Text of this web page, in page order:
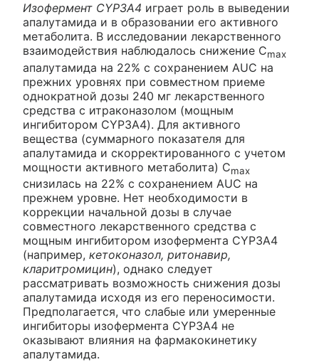
Изофермент CYP3A4 играет роль в выведении
апалутамида и в образовании его активного
метаболита. В исследовании лекарственного
взаимодействия наблюдалось снижение Cmax
апалутамида на 22% с сохранением AUC на
прежних уровнях при совместном приеме
однократной дозы 240 мг лекарственного
средства с итраконазолом (мощным
ингибитором CYP3A4). Для активного
вещества (суммарного показателя для
апалутамида и скорректированного с учетом
мощности активного метаболита) Cmax
снизилась на 22% с сохранением AUC на
прежнем уровне. Нет необходимости в
коррекции начальной дозы в случае
совместного лекарственного средства с
мощным ингибитором изофермента CYP3A4
(например, кетоконазол, ритонавир,
кларитромицин), однако следует
рассматривать возможность снижения дозы
апалутамида исходя из его переносимости.
Предполагается, что слабые или умеренные
ингибиторы изофермента CYP3A4 не
оказывают влияния на фармакокинетику
апалутамида.